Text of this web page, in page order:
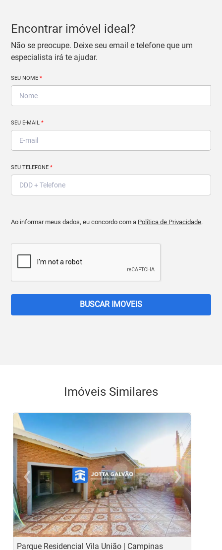
Encontrar imóvel ideal?
Não se preocupe. Deixe seu email e telefone que um
especialista irá te ajudar.
SEU NOME*
SEU E-MAIL*
SEU TELEFONE*
Ao informar meus dados, eu concordo com a Política de Privacidade.
BUSCAR IMOVEIS
Imóveis Similares
‹
Previous
›
Parque Residencial Vila União | Campinas